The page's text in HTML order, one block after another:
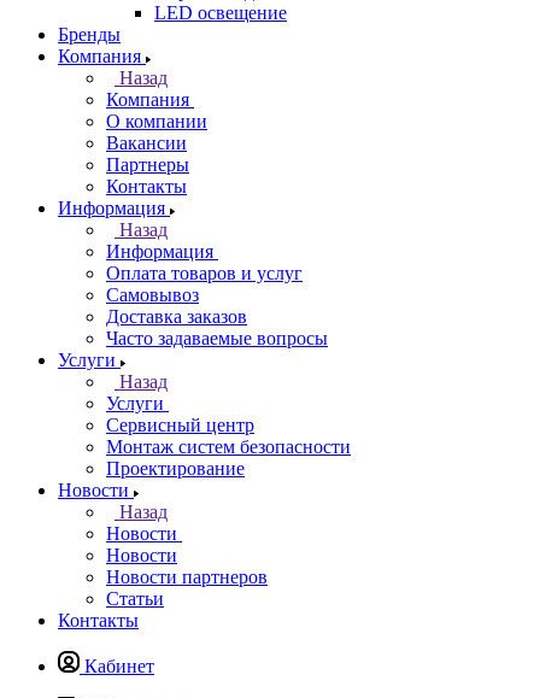
LED освещение
Бренды
Компания
Назад
Компания
О компании
Вакансии
Партнеры
Контакты
Информация
Назад
Информация
Оплата товаров и услуг
Самовывоз
Доставка заказов
Часто задаваемые вопросы
Услуги
Назад
Услуги
Сервисный центр
Монтаж систем безопасности
Проектирование
Новости
Назад
Новости
Новости
Новости партнеров
Статьи
Контакты
Кабинет